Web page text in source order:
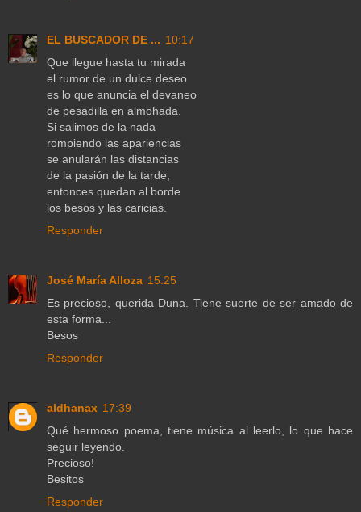
EL BUSCADOR DE ... 10:17
Que llegue hasta tu mirada
el rumor de un dulce deseo
es lo que anuncia el devaneo
de pesadilla en almohada.
Si salimos de la nada
rompiendo las apariencias
se anularán las distancias
de la pasión de la tarde,
entonces quedan al borde
los besos y las caricias.
Responder
José María Alloza 15:25
Es precioso, querida Duna. Tiene suerte de ser amado de
esta forma...
Besos
Responder
aldhanax 17:39
Qué hermoso poema, tiene música al leerlo, lo que hace
seguir leyendo.
Precioso!
Besitos
Responder